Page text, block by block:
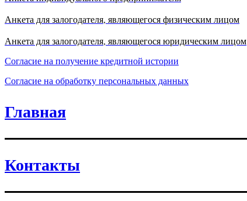
Анкета для залогодателя, являющегося физическим лицом
Анкета для залогодателя, являющегося юридическим лицом
Согласие на получение кредитной истории
Согласие на обработку персональных данных
Главная
Контакты